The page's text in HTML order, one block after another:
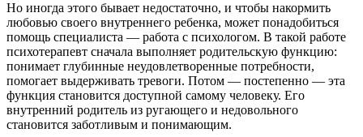
Но иногда этого бывает недостаточно, и чтобы накормить
любовью своего внутреннего ребенка, может понадобиться
помощь специалиста — работа с психологом. В такой работе
психотерапевт сначала выполняет родительскую функцию:
понимает глубинные неудовлетворенные потребности,
помогает выдерживать тревоги. Потом — постепенно — эта
функция становится доступной самому человеку. Его
внутренний родитель из ругающего и недовольного
становится заботливым и понимающим.